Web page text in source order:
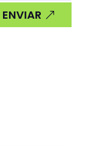
ENVIAR